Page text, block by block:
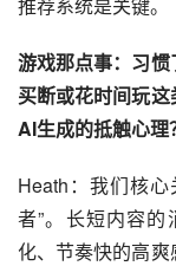
游戏那点事：习
买断或花时间玩
AI生成的抵触心理
Heath：我们核心
者”。长短内容
化、节奏快的高